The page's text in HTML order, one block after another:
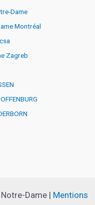
Dame
Montréal
Zagreb
Dame | Mentions